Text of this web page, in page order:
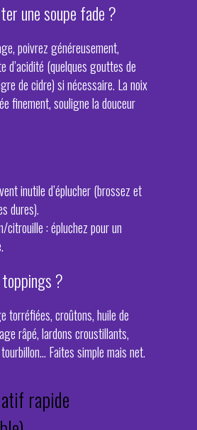
une soupe fade ?
poivrez généreusement,
d’acidité (quelques gouttes de
de cidre) si nécessaire. La noix
finement, souligne la douceur
inutile d’éplucher (brossez et
dures).
: épluchez pour un
toppings ?
torréfiées, croûtons, huile de
râpé, lardons croustillants,
Faites simple mais net.
rapide